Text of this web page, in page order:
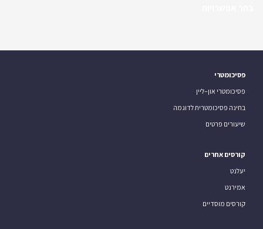
פסיכומטרי
פסיכומטרי און–ליין
בחינה פסיכומטרית לדוגמה
שיעורים פרטים
קורסים אחרים
יעלנט
אמירנט
קורסים מוסדיים